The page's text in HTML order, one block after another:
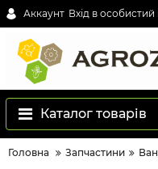
Аккаунт Вхід в особистий
Каталог товарів
Головна Запчастини